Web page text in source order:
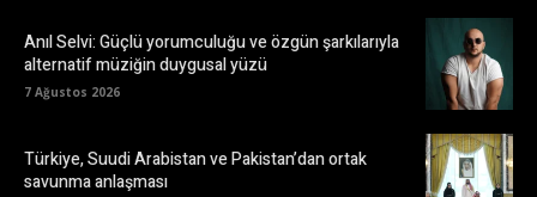
Anıl Selvi: Güçlü yorumculuğu ve özgün şarkılarıyla
alternatif müziğin duygusal yüzü
7 Ağustos 2026
Türkiye, Suudi Arabistan ve Pakistan’dan ortak
savunma anlaşması